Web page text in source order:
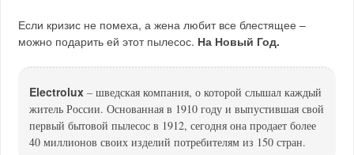
Если кризис не помеха, а жена любит все блестящее –
можно подарить ей этот пылесос. На Новый Год.
Electrolux – шведская компания, о которой слышал каждый
житель России. Основанная в 1910 году и выпустившая свой
первый бытовой пылесос в 1912, сегодня она продает более
40 миллионов своих изделий потребителям из 150 стран.